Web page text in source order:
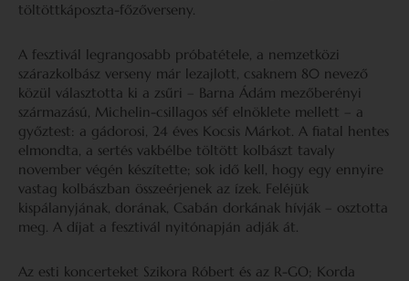
töltöttkáposzta-főzőverseny.
A fesztivál legrangosabb próbatétele, a nemzetközi
szárazkolbász verseny már lezajlott, csaknem 80 nevező
közül választotta ki a zsűri – Barna Ádám mezőberényi
származású, Michelin-csillagos séf elnöklete mellett – a
győztest: a gádorosi, 24 éves Kocsis Márkot. A fiatal hentes
elmondta, a sertés vakbélbe töltött kolbászt tavaly
november végén készítette; sok idő kell, hogy egy ennyire
vastag kolbászban összeérjenek az ízek. Feléjük
kispálanyjának, dorának, Csabán dorkának hívják – osztotta
meg. A díjat a fesztivál nyitónapján adják át.
Az esti koncerteket Szikora Róbert és az R-GO; Korda